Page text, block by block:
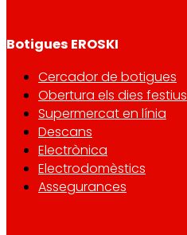
Botigues EROSKI
Cercador de botigues
Obertura els dies festius
Supermercat en línia
Descans
Electrònica
Electrodomèstics
Assegurances